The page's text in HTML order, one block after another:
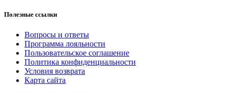
Полезные ссылки
Вопросы и ответы
Программа лояльности
Пользовательское соглашение
Политика конфиденциальности
Условия возврата
Карта сайта